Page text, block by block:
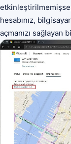
hesabınız,
açmanızı sağlayan